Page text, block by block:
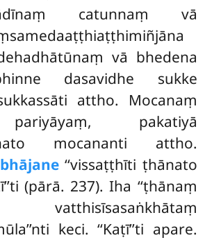
catunnaṃ vā
vā bhedena
dasavidhe sukke
attho. Mocanaṃ
pakatiyā
mocananti attho.
‘‘vissaṭṭhīti ṭhānato
(pārā. 237). Iha ‘‘ṭhānaṃ
keci. ‘‘Kaṭī’’ti apare.